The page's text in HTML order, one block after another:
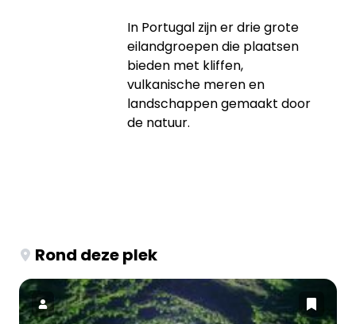
In Portugal zijn er drie grote
eilandgroepen die plaatsen
bieden met kliffen,
vulkanische meren en
landschappen gemaakt door
de natuur.
Rond deze plek